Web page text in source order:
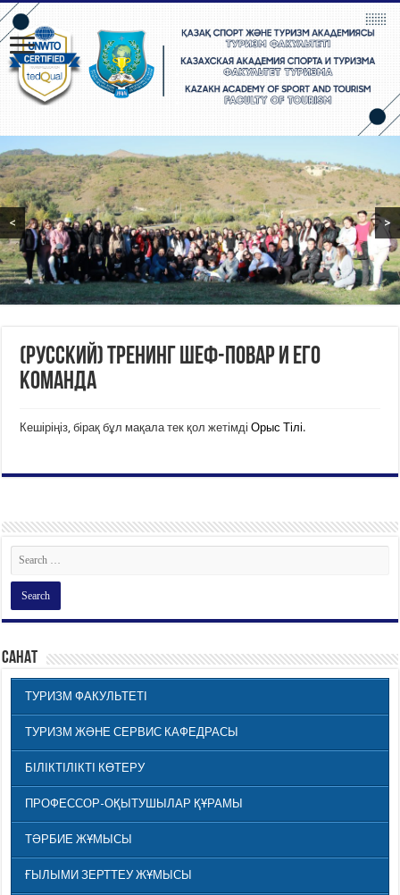
< >
(Русский) Тренинг Шеф-повар и его
команда
Кешіріңіз, бірақ бұл мақала тек қол жетімдіОрыс Тілі.
САНАТ
ТУРИЗМ ФАКУЛЬТЕТІ
ТУРИЗМ ЖӘНЕ СЕРВИС КАФЕДРАСЫ
БІЛІКТІЛІКТІ КӨТЕРУ
ПРОФЕССОР-ОҚЫТУШЫЛАР ҚҰРАМЫ
ТӘРБИЕ ЖҰМЫСЫ
ҒЫЛЫМИ ЗЕРТТЕУ ЖҰМЫСЫ